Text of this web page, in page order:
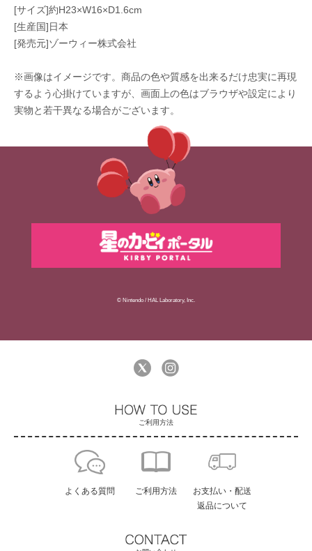
[サイズ]約H23×W16×D1.6cm
[生産国]日本
[発売元]ゾーウィー株式会社
※画像はイメージです。商品の色や質感を出来るだけ忠実に再現
するよう心掛けていますが、画面上の色はブラウザや設定により
実物と若干異なる場合がございます。
© Nintendo / HAL Laboratory, Inc.
ご利用方法
よくある質問 ご利用方法
お支払い・配送
返品について